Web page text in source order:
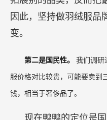
因此，坚持做羽绒服品
变。
第二是国民性。 我们调研
服价格对比较贵，可能要卖到
钱，相当于奢侈品了。
现在鸭鸭的定位是